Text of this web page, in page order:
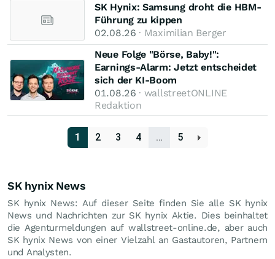
SK Hynix: Samsung droht die HBM-
Führung zu kippen
02.08.26 · Maximilian Berger
Neue Folge "Börse, Baby!":
Earnings-Alarm: Jetzt entscheidet
sich der KI-Boom
01.08.26 · wallstreetONLINE
Redaktion
1 2 3 4 … 5
SK hynix News
SK hynix News: Auf dieser Seite finden Sie alle SK hynix
News und Nachrichten zur SK hynix Aktie. Dies beinhaltet
die Agenturmeldungen auf wallstreet-online.de, aber auch
SK hynix News von einer Vielzahl an Gastautoren, Partnern
und Analysten.